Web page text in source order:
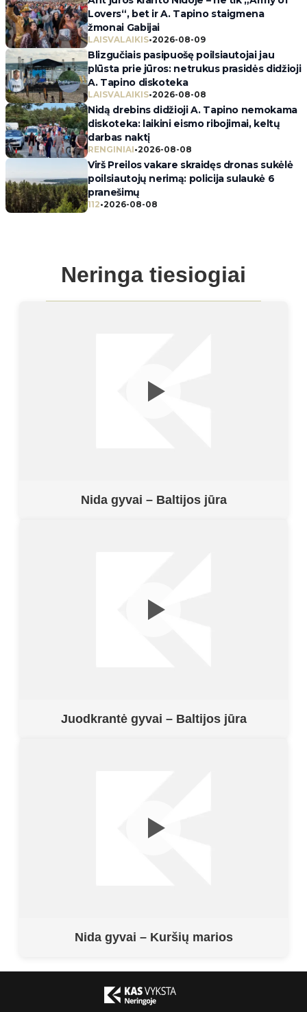
Lovers“, bet ir A. Tapino staigmena
žmonai Gabijai
LAISVALAIKIS•2026-08-09
Blizgučiais pasipuošę poilsiautojai jau
plūsta prie jūros: netrukus prasidės didžioji
A. Tapino diskoteka
LAISVALAIKIS•2026-08-08
Nidą drebins didžioji A. Tapino nemokama
diskoteka: laikini eismo ribojimai, keltų
darbas naktį
RENGINIAI•2026-08-08
Virš Preilos vakare skraidęs dronas sukėlė
poilsiautojų nerimą: policija sulaukė 6
pranešimų
112•2026-08-08
Neringa tiesiogiai
Nida gyvai – Baltijos jūra
Juodkrantė gyvai – Baltijos jūra
Nida gyvai – Kuršių marios